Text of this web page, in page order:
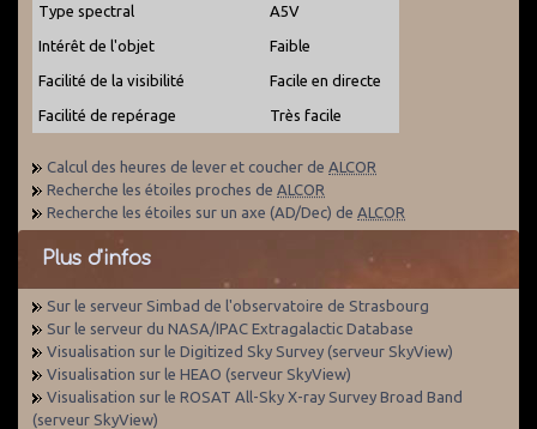
Type spectral A5V
Intérêt de l'objet Faible
Facilité de la visibilité Facile en directe
Facilité de repérage Très facile
Calcul des heures de lever et coucher de ALCOR
Recherche les étoiles proches de ALCOR
Recherche les étoiles sur un axe (AD/Dec) de ALCOR
Plus d'infos
Sur le serveur Simbad de l'observatoire de Strasbourg
Sur le serveur du NASA/IPAC Extragalactic Database
Visualisation sur le Digitized Sky Survey (serveur SkyView)
Visualisation sur le HEAO (serveur SkyView)
Visualisation sur le ROSAT All-Sky X-ray Survey Broad Band
(serveur SkyView)